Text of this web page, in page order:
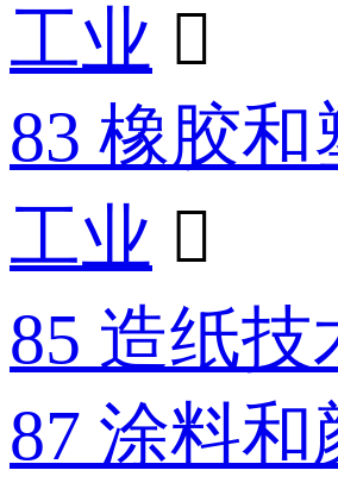
工业 
83 橡胶和
工业 
85 造纸技
87 涂料和